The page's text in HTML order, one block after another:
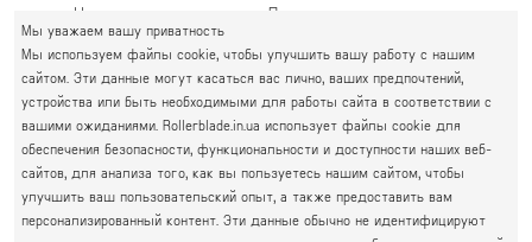
Носки
Ледовые лезвия
ПРАВЫЙ БЕРЕГ
Святошин, Житомирская, Академгородок
Г. КИЕВ, УЛ. АКАДЕМИКА КРЫМСКОГО, 4А
ГРАФИК РАБОТЫ:
пн.-пт. 10.00 - 19.00
063 777-59-79
067 111-01-47
Мы уважаем вашу приватность
Мы используем файлы cookie, чтобы улучшить вашу работу с нашим
сайтом. Эти данные могут касаться вас лично, ваших предпочтений,
устройства или быть необходимыми для работы сайта в соответствии с
вашими ожиданиями. Rollerblade.in.ua использует файлы cookie для
обеспечения безопасности, функциональности и доступности наших веб-
сайтов, для анализа того, как вы пользуетесь нашим сайтом, чтобы
улучшить ваш пользовательский опыт, а также предоставить вам
персонализированный контент. Эти данные обычно не идентифицируют